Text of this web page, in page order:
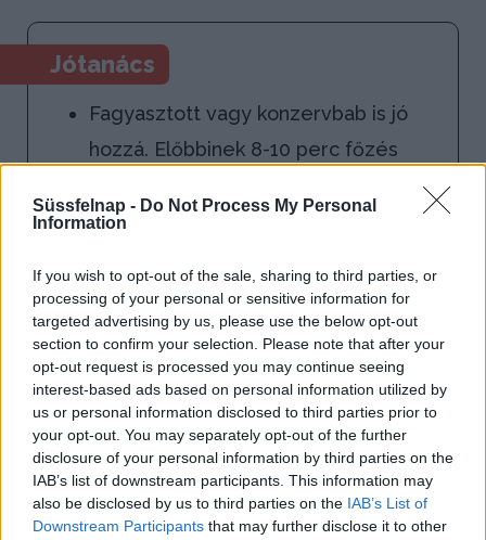
Süssfelnap - Do Not Process My Personal
Information
If you wish to opt-out of the sale, sharing to third parties, or
processing of your personal or sensitive information for
targeted advertising by us, please use the below opt-out
section to confirm your selection. Please note that after your
opt-out request is processed you may continue seeing
interest-based ads based on personal information utilized by
us or personal information disclosed to third parties prior to
your opt-out. You may separately opt-out of the further
disclosure of your personal information by third parties on the
IAB’s list of downstream participants. This information may
also be disclosed by us to third parties on the IAB’s List of
Downstream Participants that may further disclose it to other
Jótanács
Fagyasztott vagy konzervbab is jó
hozzá. Előbbinek 8-10 perc főzés
kell, míg az utóbbinak elég 2-3 perc,
hiszen csak meg kell forrósítani. Aki
helyett az ételbe öntheti.
1.
A csirkét megmossuk, leszárogatjuk,
majd 8 részre vágjuk. Ehhez először
a hátára fektetjük, mellénél